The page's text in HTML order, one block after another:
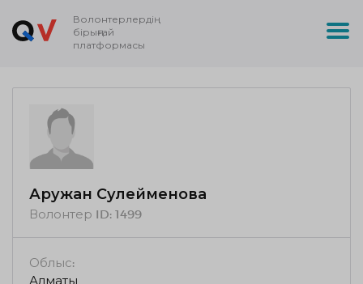
Волонтерлердің
бірыңғай
платформасы
Аружан Сулейменова
Волонтер ID: 1499
Облыс:
Алматы